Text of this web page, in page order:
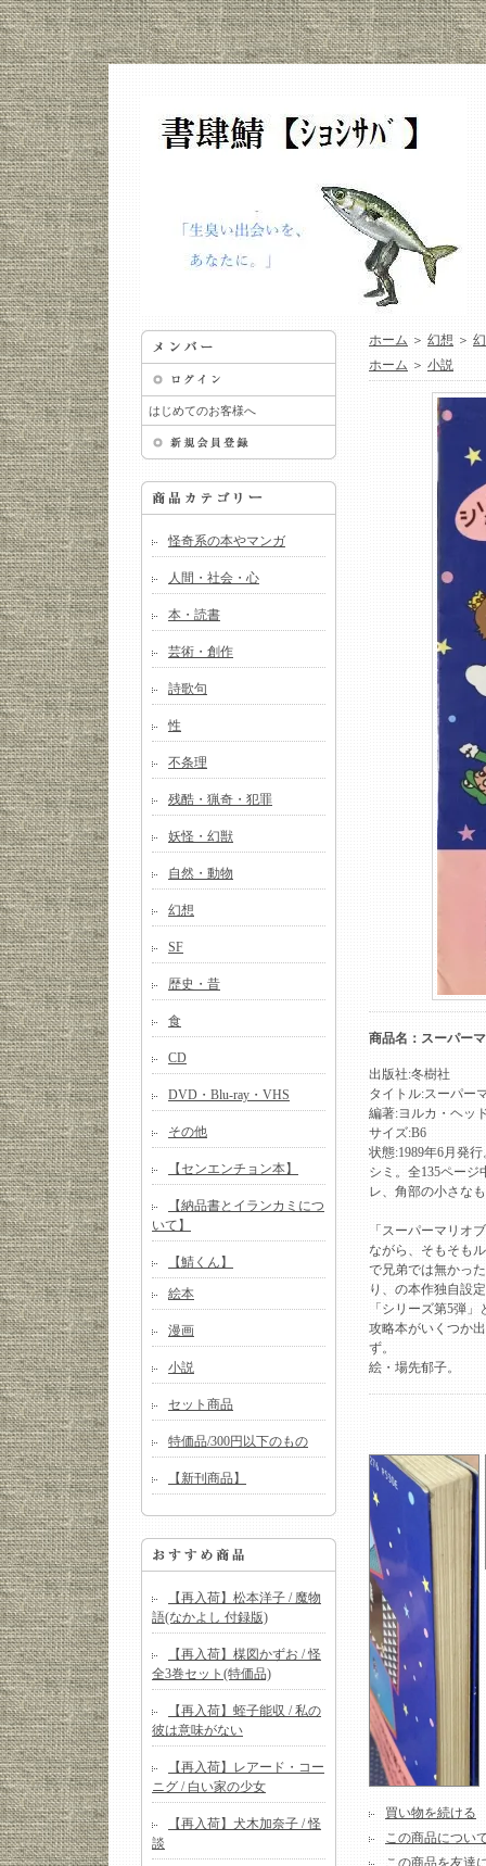
はじめてのお客様へ
怪奇系の本やマンガ
人間・社会・心
本・読書
芸術・創作
詩歌句
性
不条理
残酷・猟奇・犯罪
妖怪・幻獣
自然・動物
幻想
SF
歴史・昔
食
CD
DVD・Blu-ray・VHS
その他
【センエンチョン本】
【納品書とイランカミにつ
いて】
【鯖くん】
絵本
漫画
小説
セット商品
特価品/300円以下のもの
【新刊商品】
【再入荷】松本洋子 / 魔物
語(なかよし 付録版)
【再入荷】楳図かずお / 怪
全3巻セット(特価品)
【再入荷】蛭子能収 / 私の
彼は意味がない
【再入荷】レアード・コー
ニグ / 白い家の少女
【再入荷】犬木加奈子 / 怪
談
ホーム ＞ 幻想 ＞
ホーム ＞ 小説
商品名：スーパー
出版社:冬樹社
タイトル:スーパー
編著:ヨルカ・ヘッ
サイズ:B6
状態:1989年6月発
シミ。全135ページ
レ、角部の小さな
「スーパーマリオ
ながら、そもそも
で兄弟では無かっ
り、の本作独自設
「シリーズ第5弾
攻略本がいくつか
ず。
絵・場先郁子。
買い物を続ける
この商品につい
この商品を友達